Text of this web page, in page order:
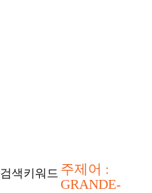
검색키워드 주제어 :
GRANDE-